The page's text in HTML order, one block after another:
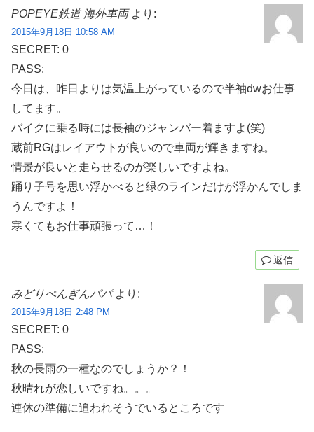
POPEYE鉄道 海外車両 より:
2015年9月18日 10:58 AM
SECRET: 0
PASS:
今日は、昨日よりは気温上がっているので半袖dwお仕事
してます。
バイクに乗る時には長袖のジャンバー着ますよ(笑)
蔵前RGはレイアウトが良いので車両が輝きますね。
情景が良いと走らせるのが楽しいですよね。
踊り子号を思い浮かべると緑のラインだけが浮かんでしま
うんですよ！
寒くてもお仕事頑張って…！
返信
みどりぺんぎんパパ より:
2015年9月18日 2:48 PM
SECRET: 0
PASS:
秋の長雨の一種なのでしょうか？！
秋晴れが恋しいですね。。。
連休の準備に追われそうでいるところです